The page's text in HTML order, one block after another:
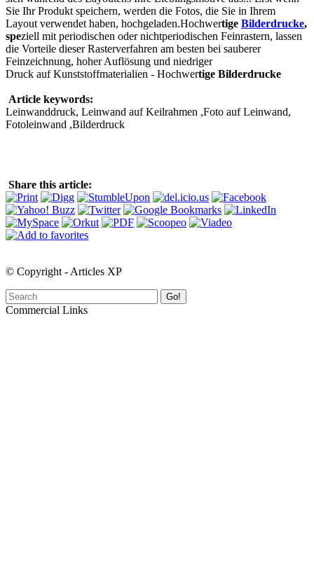
Sie Ihr Produkt speichern, werden die Fotos, die Sie in Ihrem
Layout verwendet haben, hochgeladen.Hochwertige Bilderdrucke,
speziell mit periodischen oder nichtperiodischen Feinrastern, lassen
die Vorteile dieser Rasterverfahren am besten bei sauberer
Feinzeichnung, hoher Auflösung und niedriger
Druck auf Kunststoffmaterialien - Hochwertige Bilderdrucke
Article keywords:
Leinwanddruck, Leinwand auf Keilrahmen ,Foto auf Leinwand,
Fotoleinwand ,Bilderdruck
Share this article:
© Copyright - Articles XP
Go!
Commercial Links